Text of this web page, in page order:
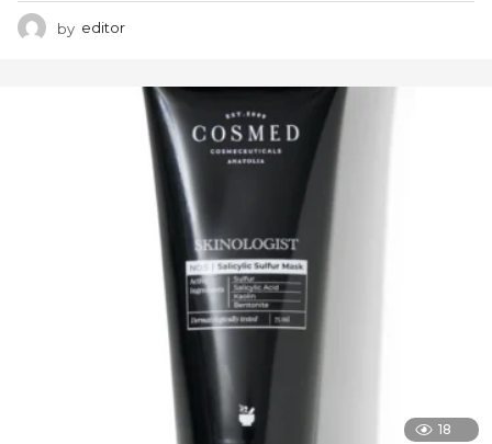
by editor
18